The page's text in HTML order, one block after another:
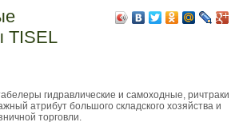
TISEL
гидравлические и самоходные, ричтраки
атрибут большого складского хозяйства и
торговли.